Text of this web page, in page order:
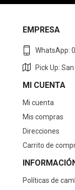
EMPRESA
WhatsApp:
Pick Up:
MI CUENTA
Mi cuenta
Mis compras
Direcciones
Carrito de
Políticas de